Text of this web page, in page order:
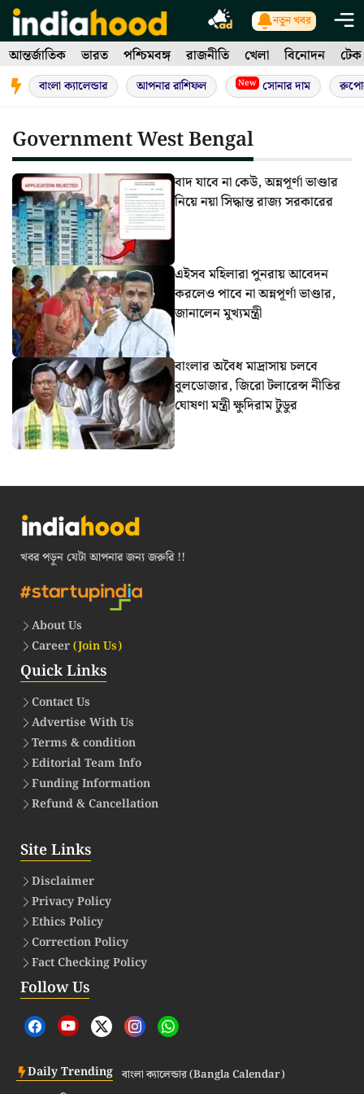
Skip
to
content
নতুন খবর
আন্তর্জাতিক ভারত পশ্চিমবঙ্গ রাজনীতি খেলা বিনোদন টেক
বাংলা ক্যালেন্ডার আপনার রাশিফল New সোনার দাম
Government West Bengal
বাদ যাবে না কেউ, অন্নপূর্ণা ভাণ্ডার
নিয়ে নয়া সিদ্ধান্ত রাজ্য সরকারের
এইসব মহিলারা পুনরায় আবেদন
করলেও পাবে না অন্নপূর্ণা ভাণ্ডার,
জানালেন মুখ্যমন্ত্রী
বাংলার অবৈধ মাদ্রাসায় চলবে
বুলডোজার, জিরো টলারেন্স নীতির
ঘোষণা মন্ত্রী ক্ষুদিরাম টুডুর
খবর পড়ুন যেটা আপনার জন্য জরুরি !!
About Us
Career(Join Us)
Quick Links
Contact Us
Advertise With Us
Terms & condition
Editorial Team Info
Funding Information
Refund & Cancellation
Site Links
Disclaimer
Privacy Policy
Ethics Policy
Correction Policy
Fact Checking Policy
Follow Us
Daily Trending বাংলা ক্যালেন্ডার (Bangla Calendar)